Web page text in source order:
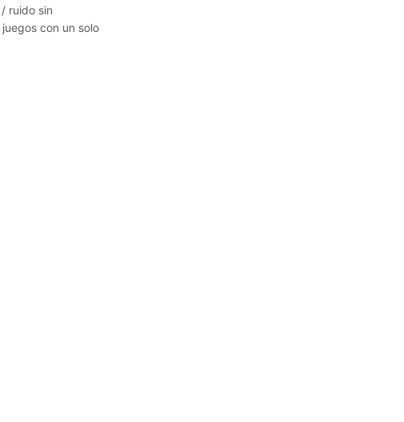
ruido sin
con un solo